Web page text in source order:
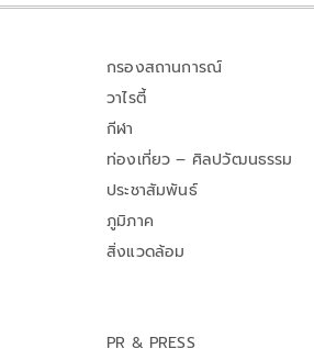
กรองสถานการณ์
วาไรตี้
กีฬา
ท่องเที่ยว – ศิลปวัฒนธรรม
ประชาสัมพันธ์
ภูมิภาค
สิ่งแวดล้อม
PR & PRESS